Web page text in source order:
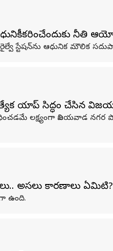
నీతి
స్టేషన్‌ను ఆధునిక
యాప్‌ సిద్ధం చేసిన
లక్ష్యంగా విజయవాడ నగర
అసలు కారణాలు ఏమిటి?
ఉంది.